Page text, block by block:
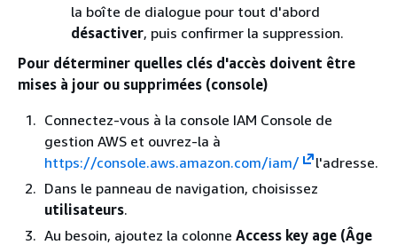
la boîte de dialogue pour tout d'abord
désactiver, puis confirmer la suppression.
Pour déterminer quelles clés d'accès doivent être
mises à jour ou supprimées (console)
Connectez-vous à la console IAM Console de
gestion AWS et ouvrez-la à
https://console.aws.amazon.com/iam/
l'adresse.
Dans le panneau de navigation, choisissez
utilisateurs.
Au besoin, ajoutez la colonne Access key age (Âge